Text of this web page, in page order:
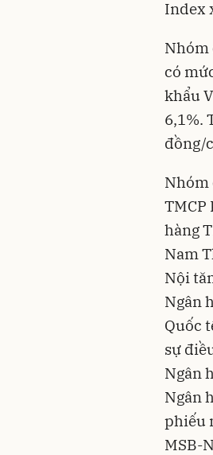
Index
Nhóm
có
khẩu
6,1%.
đồng/
Nhóm
TMCP
hàng
Nam
Nội
Ngân
Quốc
sự
Ngân
Ngân
phiếu
MSB-